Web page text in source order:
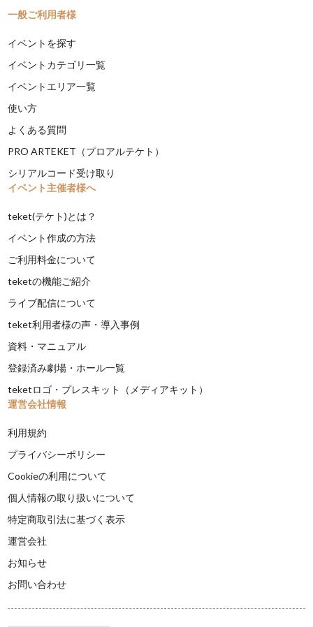
一般ご利用者様
イベントを探す
イベントカテゴリ一覧
イベントエリア一覧
使い方
よくある質問
PRO ARTEKET（プロアルテケト）
シリアルコード受け取り
イベント主催者様へ
teket(テケト)とは？
イベント作成の方法
ご利用料金について
teketの機能ご紹介
ライブ配信について
teket利用者様の声・導入事例
資料・マニュアル
登録済み劇場・ホール一覧
teketロゴ・プレスキット（メディアキット）
運営会社情報
利用規約
プライバシーポリシー
Cookieの利用について
個人情報の取り扱いについて
特定商取引法に基づく表示
運営会社
お知らせ
お問い合わせ